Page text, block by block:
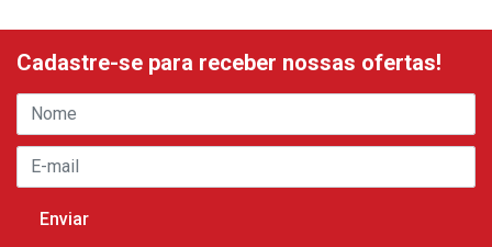
Cadastre-se para receber nossas ofertas!